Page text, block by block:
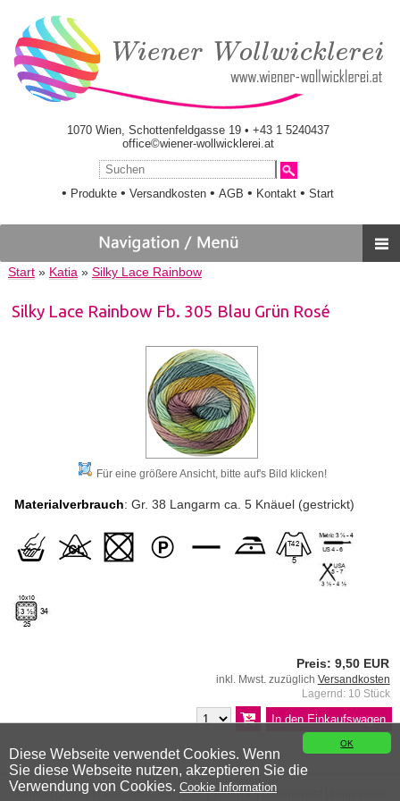
OK
Diese Webseite verwendet Cookies. Wenn
Sie diese Webseite nutzen, akzeptieren Sie die
Verwendung von Cookies. Cookie Information
1070 Wien, Schottenfeldgasse 19 • +43 1 5240437
office©wiener-wollwicklerei.at
• Produkte •Versandkosten •AGB • Kontakt •Start
Start» Katia» Silky Lace Rainbow
Silky Lace Rainbow Fb. 305 Blau Grün Rosé
Für eine größere Ansicht, bitte auf's Bild klicken!
Materialverbrauch: Gr. 38 Langarm ca. 5 Knäuel (gestrickt)
Preis: 9,50 EUR
inkl. Mwst. zuzüglich Versandkosten
Lagernd: 10 Stück
© 2026 Wiener Wollwicklerei
Kontakt |Anfahrt |Versandkosten |AGB|Widerruf|Datenschutz